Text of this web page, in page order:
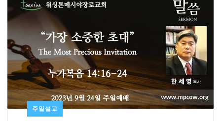
주일설교